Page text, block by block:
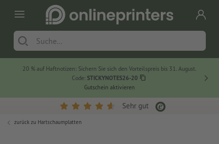
20 % auf Haftnotizen: Sichern Sie sich den Vorteilspreis bis 31. August.
Code: STICKYNOTES26-20
Gutschein aktivieren
Sehr gut
zurück zu Hartschaumplatten